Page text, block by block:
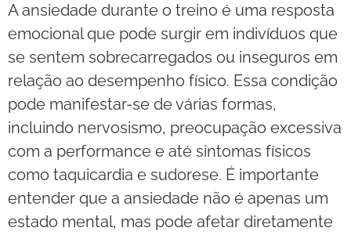
A ansiedade durante o treino é uma resposta
emocional que pode surgir em indivíduos que
se sentem sobrecarregados ou inseguros em
relação ao desempenho físico. Essa condição
pode manifestar-se de várias formas,
incluindo nervosismo, preocupação excessiva
com a performance e até sintomas físicos
como taquicardia e sudorese. É importante
entender que a ansiedade não é apenas um
estado mental, mas pode afetar diretamente